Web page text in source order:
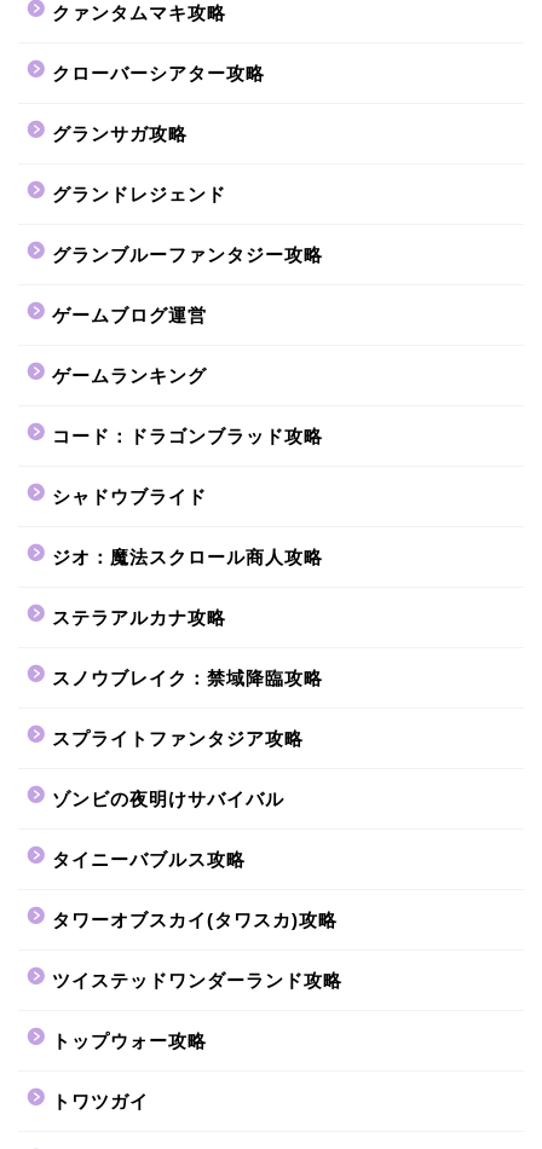
クァンタムマキ攻略
クローバーシアター攻略
グランサガ攻略
グランドレジェンド
グランブルーファンタジー攻略
ゲームブログ運営
ゲームランキング
コード：ドラゴンブラッド攻略
シャドウブライド
ジオ：魔法スクロール商人攻略
ステラアルカナ攻略
スノウブレイク：禁域降臨攻略
スプライトファンタジア攻略
ゾンビの夜明けサバイバル
タイニーバブルス攻略
タワーオブスカイ(タワスカ)攻略
ツイステッドワンダーランド攻略
トップウォー攻略
トワツガイ